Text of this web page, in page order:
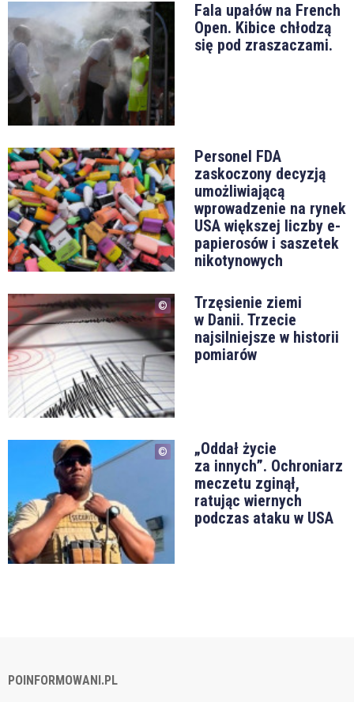
Fala upałów na French
Open. Kibice chłodzą
się pod zraszaczami.
Personel FDA
zaskoczony decyzją
umożliwiającą
wprowadzenie na rynek
USA większej liczby e-
papierosów i saszetek
nikotynowych
Trzęsienie ziemi
w Danii. Trzecie
najsilniejsze w historii
pomiarów
„Oddał życie
za innych”. Ochroniarz
meczetu zginął,
ratując wiernych
podczas ataku w USA
POINFORMOWANI.PL